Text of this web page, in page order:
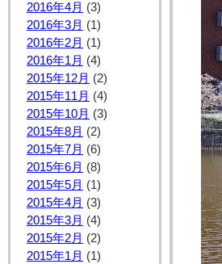
2016年4月 (3)
2016年3月 (1)
2016年2月 (1)
2016年1月 (4)
2015年12月 (2)
2015年11月 (4)
2015年10月 (3)
2015年8月 (2)
2015年7月 (6)
2015年6月 (8)
2015年5月 (1)
2015年4月 (3)
2015年3月 (4)
2015年2月 (2)
2015年1月 (1)